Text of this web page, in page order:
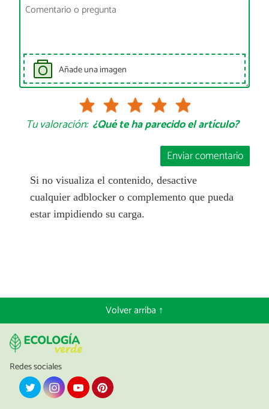
Añade una imagen
Tu valoración: ¿Qué te ha parecido el artículo?
Enviar comentario
Si no visualiza el contenido, desactive
cualquier adblocker o complemento que pueda
estar impidiendo su carga.
Volver arriba ↑
Redes sociales